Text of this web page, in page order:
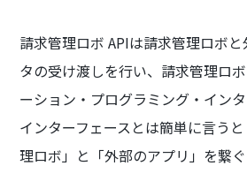
請求管理ロボ APIは請求管理ロボ
タの受け渡しを行い、請求管理ロ
ーション・プログラミング・イン
インターフェースとは簡単に言う
理ロボ」と「外部のアプリ」を繋